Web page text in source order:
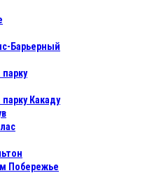
Барьерный
Какаду
Побережье